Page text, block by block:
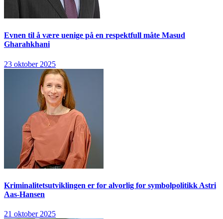
Evnen til å være uenige på en respektfull måte Masud
Gharahkhani
23 oktober 2025
Kriminalitetsutviklingen er for alvorlig for symbolpolitikk Astri
Aas-Hansen
21 oktober 2025